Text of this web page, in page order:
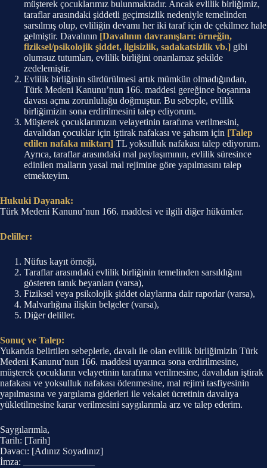
müşterek çocuklarımız bulunmaktadır. Ancak evlilik birliğimiz,
taraflar arasındaki şiddetli geçimsizlik nedeniyle temelinden
sarsılmış olup, evliliğin devamı her iki taraf için de çekilmez hale
gelmiştir. Davalının [Davalının davranışları: örneğin,
fiziksel/psikolojik şiddet, ilgisizlik, sadakatsizlik vb.] gibi
olumsuz tutumları, evlilik birliğini onarılamaz şekilde
zedelemiştir.
Evlilik birliğinin sürdürülmesi artık mümkün olmadığından,
Türk Medeni Kanunu’nun 166. maddesi gereğince boşanma
davası açma zorunluluğu doğmuştur. Bu sebeple, evlilik
birliğimizin sona erdirilmesini talep ediyorum.
Müşterek çocuklarımızın velayetinin tarafıma verilmesini,
davalıdan çocuklar için iştirak nafakası ve şahsım için [Talep
edilen nafaka miktarı] TL yoksulluk nafakası talep ediyorum.
Ayrıca, taraflar arasındaki mal paylaşımının, evlilik süresince
edinilen malların yasal mal rejimine göre yapılmasını talep
etmekteyim.
Hukuki Dayanak:
Türk Medeni Kanunu’nun 166. maddesi ve ilgili diğer hükümler.
Deliller:
Nüfus kayıt örneği,
Taraflar arasındaki evlilik birliğinin temelinden sarsıldığını
gösteren tanık beyanları (varsa),
Fiziksel veya psikolojik şiddet olaylarına dair raporlar (varsa),
Malvarlığına ilişkin belgeler (varsa),
Diğer deliller.
Sonuç ve Talep:
Yukarıda belirtilen sebeplerle, davalı ile olan evlilik birliğimizin Türk
Medeni Kanunu’nun 166. maddesi uyarınca sona erdirilmesine,
müşterek çocukların velayetinin tarafıma verilmesine, davalıdan iştirak
nafakası ve yoksulluk nafakası ödenmesine, mal rejimi tasfiyesinin
yapılmasına ve yargılama giderleri ile vekalet ücretinin davalıya
yükletilmesine karar verilmesini saygılarımla arz ve talep ederim.
Saygılarımla,
Tarih: [Tarih]
Davacı: [Adınız Soyadınız]
İmza: _______________